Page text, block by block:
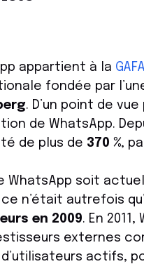
appartient à la
fondée par
. D’un point de
de WhatsApp.
de plus de 370 %,
WhatsApp soit
ce n’était autrefois
en 2009. En
externes
d’utilisateurs actifs,